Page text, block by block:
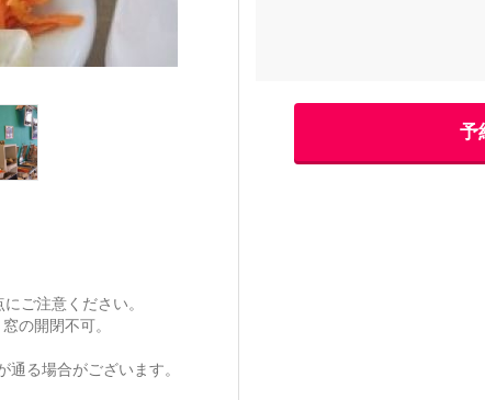
ご注意ください。
の開閉不可。
る場合がございます。